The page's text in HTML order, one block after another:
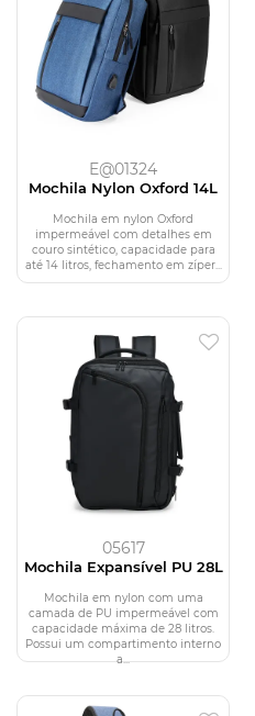
E@01324
Mochila Nylon Oxford 14L
Mochila em nylon Oxford
impermeável com detalhes em
couro sintético, capacidade para
até 14 litros, fechamento em zíper...
05617
Mochila Expansível PU 28L
Mochila em nylon com uma
camada de PU impermeável com
capacidade máxima de 28 litros.
Possui um compartimento interno
a...